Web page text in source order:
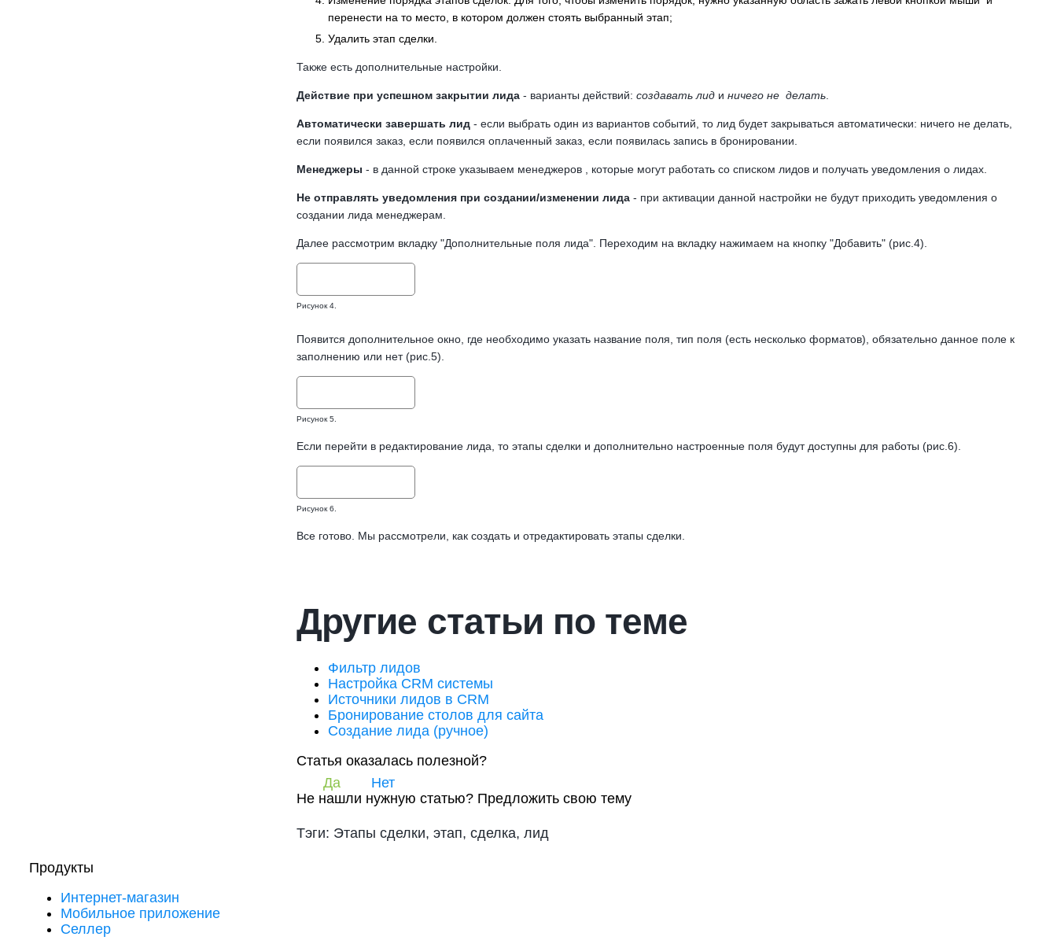
перенести на то место, в котором должен стоять выбранный этап;
Удалить этап сделки.
Также есть дополнительные настройки.
Действие при успешном закрытии лида - варианты действий: создавать лид и ничего не делать
Автоматически завершать лид - если выбрать один из вариантов событий, то лид будет закрываться автоматически: ничего не делать,
если появился заказ, если появился оплаченный заказ, если появилась запись в бронировании.
Менеджеры - в данной строке указываем менеджеров , которые могут работать со списком лидов и получать уведомления о лидах.
Не отправлять уведомления при создании/изменении лида - при активации данной настройки не будут приходить уведомления о
создании лида менеджерам.
Далее рассмотрим вкладку "Дополнительные поля лида". Переходим на вкладку нажимаем на кнопку "Добавить" (рис.4).
Рисунок 4.
Появится дополнительное окно, где необходимо указать название поля, тип поля (есть несколько форматов), обязательно данное поле к
заполнению или нет (рис.5).
Рисунок 5.
Если перейти в редактирование лида, то этапы сделки и дополнительно настроенные поля будут доступны для работы (рис.6).
Рисунок 6.
Все готово. Мы рассмотрели, как создать и отредактировать этапы сделки.
Другие статьи по теме
Фильтр лидов
Настройка CRM системы
Источники лидов в CRM
Бронирование столов для сайта
Создание лида (ручное)
Статья оказалась полезной?
Да
Нет
Не нашли нужную статью? Предложить свою тему
Тэги: Этапы сделки, этап, сделка, лид
Продукты
Интернет-магазин
Мобильное приложение
Селлер